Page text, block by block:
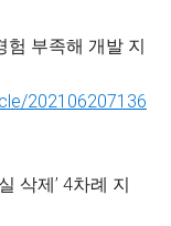
험 부족해 개발 지
202106207136
삭제’ 4차례 지